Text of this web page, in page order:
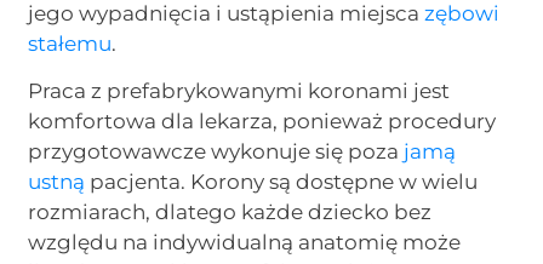
jego wypadnięcia i ustąpienia miejscazębowi
stałemu.
Praca z prefabrykowanymi koronami jest
komfortowa dla lekarza, ponieważ procedury
przygotowawcze wykonuje się poza jamą
ustną pacjenta. Korony są dostępne w wielu
rozmiarach, dlatego każde dziecko bez
względu na indywidualną anatomię może